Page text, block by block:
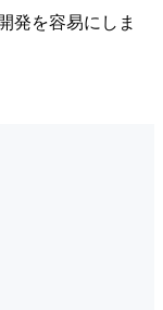
発を容易にしま